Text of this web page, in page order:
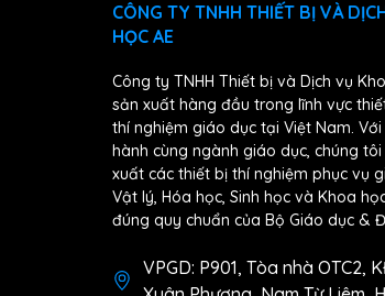
CÔNG TY TNHH THIẾT BỊ VÀ
HỌC AE
Công ty TNHH Thiết bị và Dịch vụ
sản xuất hàng đầu trong lĩnh vực
thí nghiệm giáo dục tại Việt Nam.
hành cùng ngành giáo dục, chúng
xuất các thiết bị thí nghiệm phục vụ
Vật lý, Hóa học, Sinh học và Khoa
đúng quy chuẩn của Bộ Giáo dục &
VPGD: P901, Tòa nhà OTC2,